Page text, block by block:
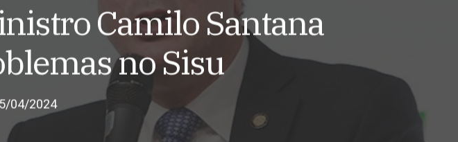
Camilo Santana
no Sisu
04/2024